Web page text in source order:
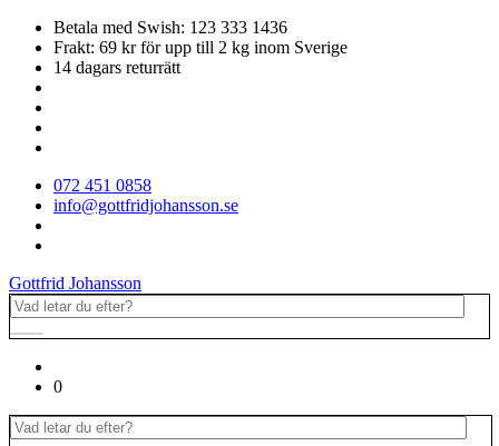
Betala med Swish: 123 333 1436
Frakt: 69 kr för upp till 2 kg inom Sverige
14 dagars returrätt
072 451 0858
info@gottfridjohansson.se
Gottfrid Johansson
0